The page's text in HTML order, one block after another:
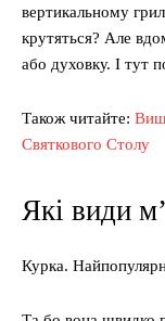
вертикальному
крутяться? Але
або духовку. І тут
Також читайте:
Святкового Столу
Які види
Курка.